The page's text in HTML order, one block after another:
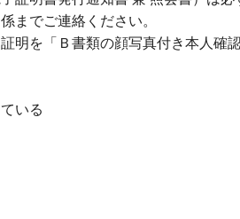
までご連絡ください。
を「Ｂ書類の顔写真付き本人確
いる